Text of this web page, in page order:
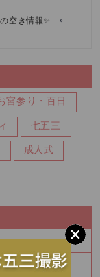
空き情報✨ »
宮参り・百日
七五三
成人式
♪